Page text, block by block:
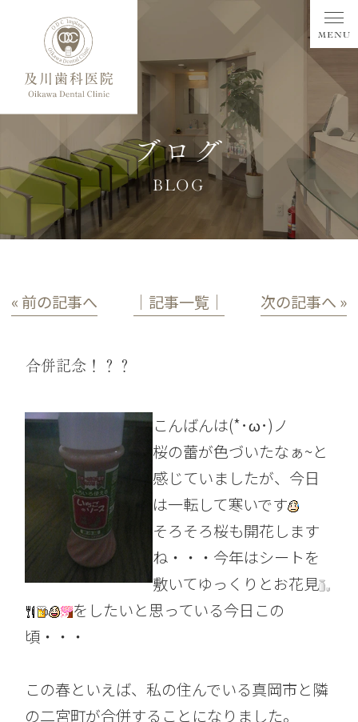
ブログ
BLOG
« 前の記事へ │記事一覧│ 次の記事へ »
合併記念！？？
こんばんは(*･ω･)ノ
桜の蕾が色づいたなぁ~と
感じていましたが、今日
は一転して寒いです
そろそろ桜も開花します
ね・・・今年はシートを
敷いてゆっくりとお花見
をしたいと思っている今日この
頃・・・
この春といえば、私の住んでいる真岡市と隣
の二宮町が合併することになりました。